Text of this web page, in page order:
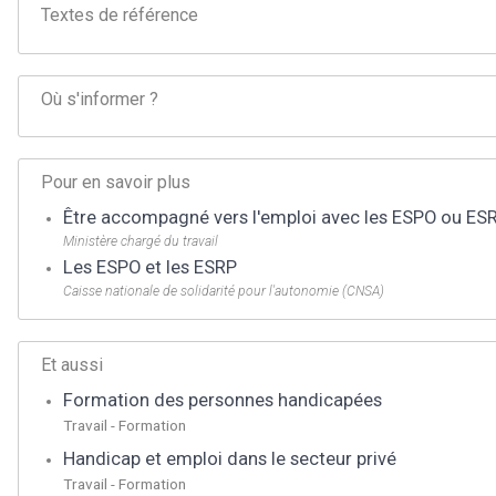
Textes de référence
Où s'informer ?
Pour en savoir plus
Être accompagné vers l'emploi avec les ESPO ou
Ministère chargé du travail
Les ESPO et les ESRP
Caisse nationale de solidarité pour l'autonomie (CNSA)
Et aussi
Formation des personnes handicapées
Travail - Formation
Handicap et emploi dans le secteur privé
Travail - Formation